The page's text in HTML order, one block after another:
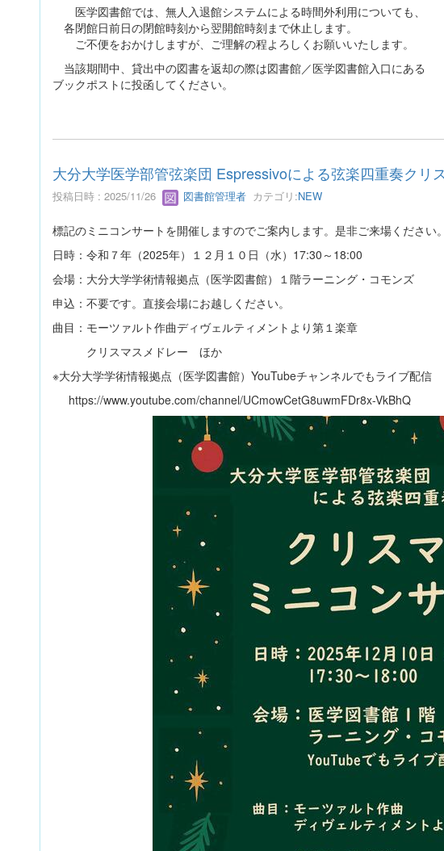
医学図書館では、無人入退館システムによる時間外利用についても、
各閉館日前日の閉館時刻から翌開館時刻まで休止します。
ご不便をおかけしますが、ご理解の程よろしくお願いいたします。
当該期間中、貸出中の図書を返却の際は図書館／医学図書館入口にある
ブックポストに投函してください。
大分大学医学部管弦楽団 Espressivoによる弦楽四重奏クリ
投稿日時 : 2025/11/26 図書館管理者カテゴリ:NEW
標記のミニコンサートを開催しますのでご案内します。是非ご来場ください
日時：令和７年（2025年）１２月１０日（水）17:30～18:00
会場：大分大学学術情報拠点（医学図書館）１階ラーニング・コモンズ
申込：不要です。直接会場にお越しください。
曲目：モーツァルト作曲ディヴェルティメントより第１楽章
クリスマスメドレー ほか
※大分大学学術情報拠点（医学図書館）YouTubeチャンネルでもライブ配信
https://www.youtube.com/channel/UCmowCetG8uwmFDr8x-VkBhQ